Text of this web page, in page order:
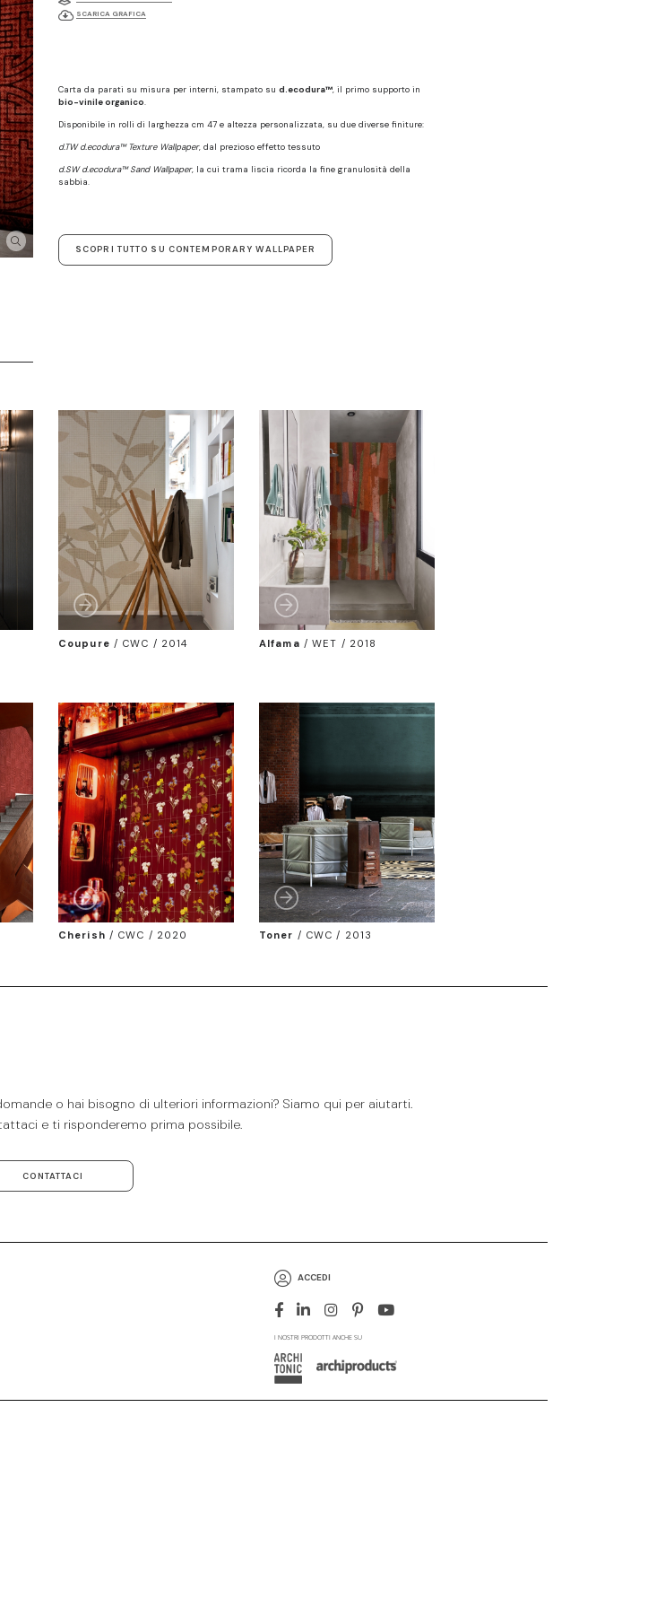
SCARICA GRAFICA
Carta da parati su misura per interni, stampato su d.ecodura™, il primo supporto in
bio-vinile organico.
Disponibile in rolli di larghezza cm 47 e altezza personalizzata, su due diverse finiture:
d.TW d.ecodura™ Texture Wallpaper, dal prezioso effetto tessuto
d.SW d.ecodura™ Sand Wallpaper, la cui trama liscia ricorda la fine granulosità della
sabbia.
SCOPRI TUTTO SU CONTEMPORARY WALLPAPER
Coupure / CWC / 2014 Alfama /WET / 2018
Cherish / CWC / 2020 Toner / CWC / 2013
o hai bisogno di ulteriori informazioni? Siamo qui per aiutarti.
e ti risponderemo prima possibile.
CONTATTACI
ACCEDI
I NOSTRI PRODOTTI ANCHE SU